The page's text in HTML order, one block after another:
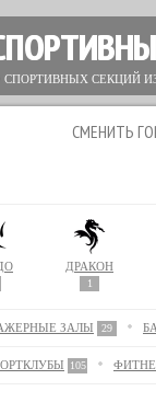
СПОРТИВНЫХ СЕКЦИЙ
СМЕНИТЬ
ДРАКОН
1
ЗАЛЫ 29
105